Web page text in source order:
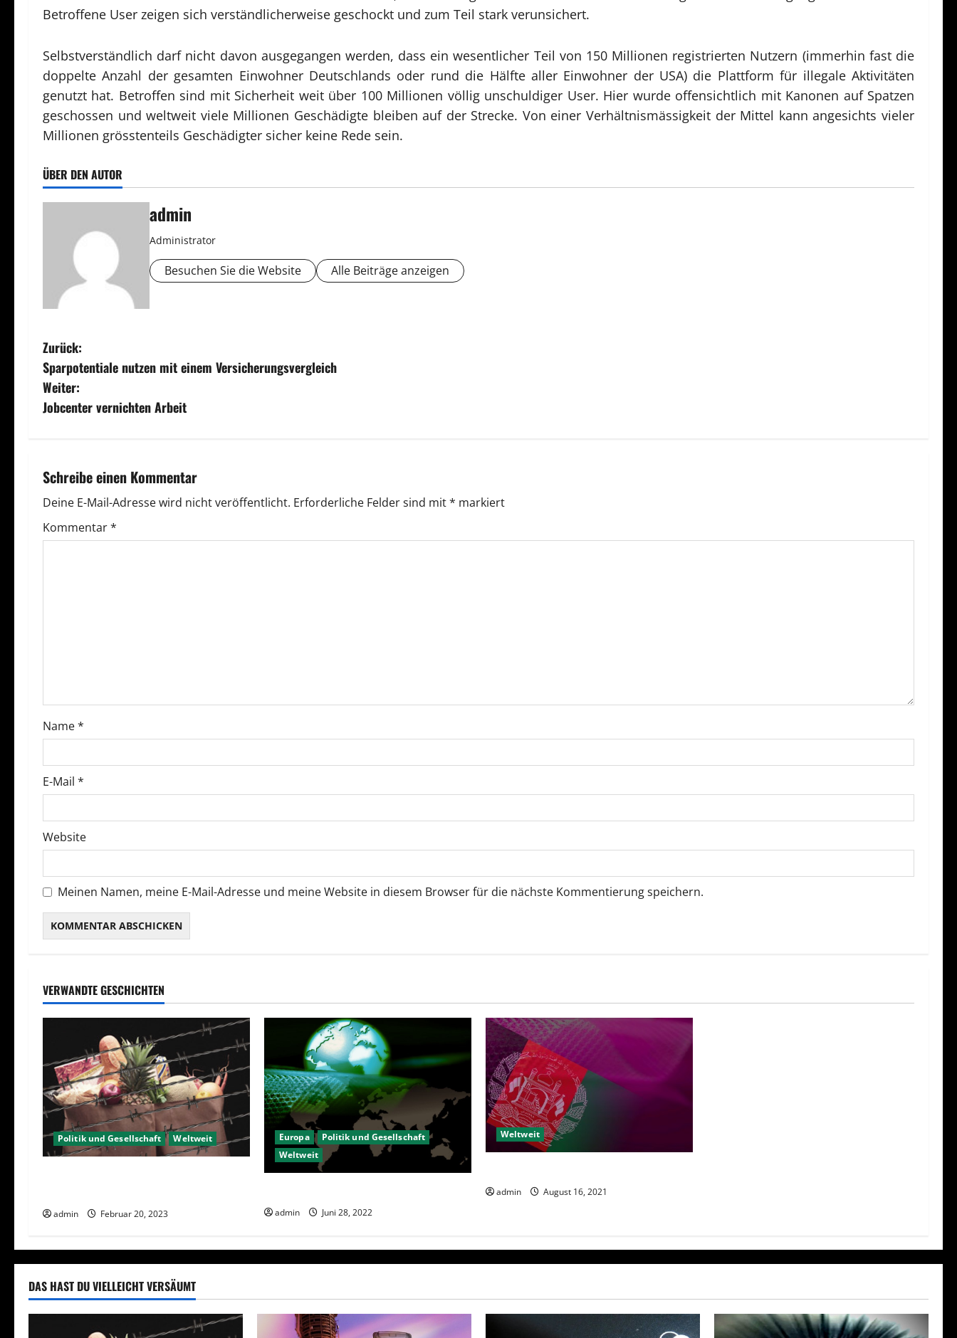
Betroffene User zeigen sich verständlicherweise geschockt und zum Teil stark verunsichert.
Selbstverständlich darf nicht davon ausgegangen werden, dass ein wesentlicher Teil von 150 Millionen registrierten Nutzern (immerhin fast die
doppelte Anzahl der gesamten Einwohner Deutschlands oder rund die Hälfte aller Einwohner der USA) die Plattform für illegale Aktivitäten
genutzt hat. Betroffen sind mit Sicherheit weit über 100 Millionen völlig unschuldiger User. Hier wurde offensichtlich mit Kanonen auf Spatzen
geschossen und weltweit viele Millionen Geschädigte bleiben auf der Strecke. Von einer Verhältnismässigkeit der Mittel kann angesichts vieler
Millionen grösstenteils Geschädigter sicher keine Rede sein.
ÜBER DEN AUTOR
admin
Administrator
Besuchen Sie die Website Alle Beiträge anzeigen
B
e
i
r
a
g
g
a
t
i
o
n
Zurück:
Sparpotentiale nutzen mit einem Versicherungsvergleich
Weiter:
Jobcenter vernichten Arbeit
Schreibe einen Kommentar
Deine E-Mail-Adresse wird nicht veröffentlicht. Erforderliche Felder sind mit* markiert
Kommentar*
Name*
E-Mail *
Website
Meinen Namen, meine E-Mail-Adresse und meine Website in diesem Browser für die nächste Kommentierung speichern.
VERWANDTE GESCHICHTEN
Politik und Gesellschaft Weltweit
admin Februar 20, 2023
Europa
Politik und Gesellschaft
Weltweit
admin Juni 28, 2022
Weltweit
admin August 16, 2021
DAS HAST DU VIELLEICHT VERSÄUMT